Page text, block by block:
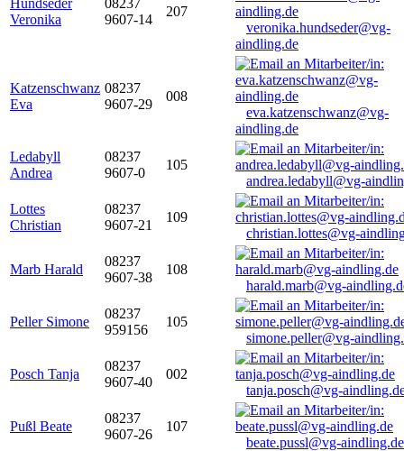
Hundseder
Veronika
08237
9607-14
207
veronika.hundseder@vg-
aindling.de
Katzenschwanz
Eva
08237
9607-29
008
eva.katzenschwanz@vg-
aindling.de
Ledabyll
Andrea
08237
9607-0
105
andrea.ledabyll@vg-
Lottes
Christian
08237
9607-21
109
christian.lottes@vg-
Marb Harald
08237
9607-38
108
harald.marb@vg-
Peller Simone
08237
959156
105
simone.peller@vg-
Posch Tanja
08237
9607-40
002
tanja.posch@vg-
Pußl Beate
08237
9607-26
107
beate.pussl@vg-aindling.de